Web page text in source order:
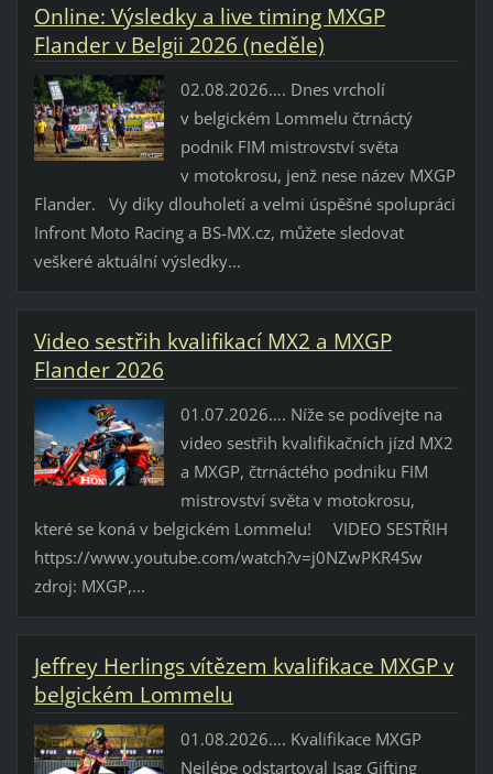
Online: Výsledky a live timing MXGP
Flander v Belgii 2026 (neděle)
02.08.2026…. Dnes vrcholí
v belgickém Lommelu čtrnáctý
podnik FIM mistrovství světa
v motokrosu, jenž nese název MXGP
Flander. Vy díky dlouholetí a velmi úspěšné spolupráci
Infront Moto Racing a BS-MX.cz, můžete sledovat
veškeré aktuální výsledky...
Video sestřih kvalifikací MX2 a MXGP
Flander 2026
01.07.2026…. Níže se podívejte na
video sestřih kvalifikačních jízd MX2
a MXGP, čtrnáctého podniku FIM
mistrovství světa v motokrosu,
které se koná v belgickém Lommelu! VIDEO SESTŘIH
https://www.youtube.com/watch?v=j0NZwPKR4Sw
zdroj: MXGP,...
Jeffrey Herlings vítězem kvalifikace MXGP v
belgickém Lommelu
01.08.2026…. Kvalifikace MXGP
Nejlépe odstartoval Isag Gifting